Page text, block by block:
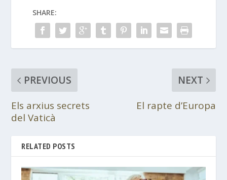
SHARE:
PREVIOUS
Els arxius secrets
del Vaticà
NEXT
El rapte d’Europa
RELATED POSTS